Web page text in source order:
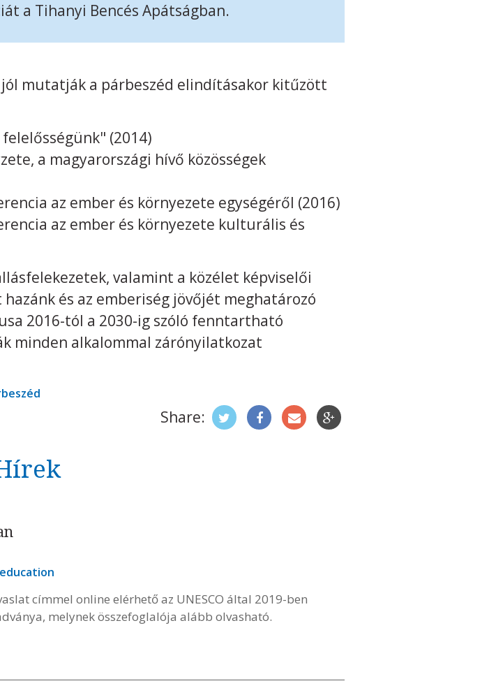
a Tihanyi Bencés Apátságban.
mutatják a párbeszéd elindításakor kitűzött
(2014)
a magyarországi hívő közösségek
az ember és környezete egységéről (2016)
az ember és környezete kulturális és
valamint a közélet képviselői
és az emberiség jövőjét meghatározó
2016-tól a 2030-ig szóló fenntartható
minden alkalommal zárónyilatkozat
Share:
címmel online elérhető az UNESCO által 2019-ben
melynek összefoglalója alább olvasható.